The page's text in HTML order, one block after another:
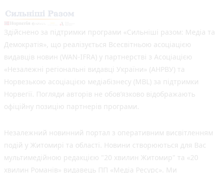
Здійснено за підтримки програми «Сильніші разом: Медіа та
Демократія», що реалізується Всесвітньою асоціацією
видавців новин (WAN-IFRA) у партнерстві з Асоціацією
«Незалежні регіональні видавці України» (АНРВУ) та
Норвезькою асоціацією медіабізнесу (MBL) за підтримки
Норвегії. Погляди авторів не обов’язково відображають
офіційну позицію партнерів програми.
Незалежний новинний портал з оперативним висвітленням
подій у Житомирі та області. Новини створюються для Вас
мультимедійною редакцією "20 хвилин Житомир" та «20
хвилин Романів» видавець ПП «Медіа Ресурс». Ми